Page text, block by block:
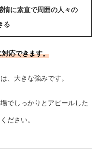
情に素直で周囲の人々の
る
応できます。
、大きな強みです。
でしっかりとアピールした
ださい。